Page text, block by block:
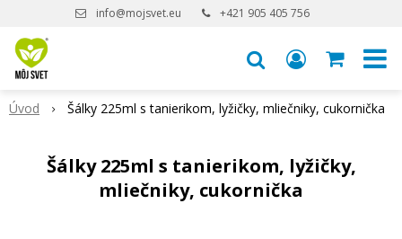
info@mojsvet.eu +421 905 405 756
Úvod Šálky 225ml s tanierikom, lyžičky, mliečniky, cukornička
Šálky 225ml s tanierikom, lyžičky,
mliečniky, cukornička